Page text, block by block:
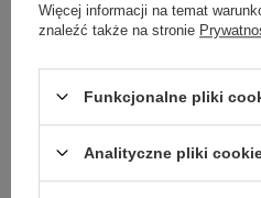
2
Adres do
85-079
Więcej informacji na temat
znaleźć także na stronie
Funkcjonalne pliki
Analityczne pliki